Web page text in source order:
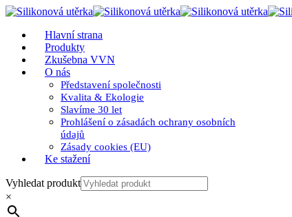
Hlavní strana
Produkty
Zkušebna VVN
O nás
Představení společnosti
Kvalita & Ekologie
Slavíme 30 let
Prohlášení o zásadách ochrany osobních
údajů
Zásady cookies (EU)
Ke stažení
Vyhledat produkt
×